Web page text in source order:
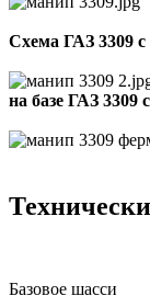
Схема ГАЗ 3309
на базе ГАЗ 3309
Базовое шасси